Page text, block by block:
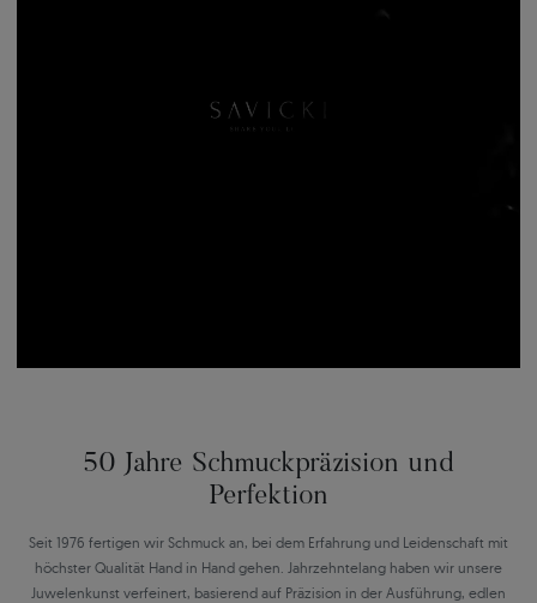
50 Jahre Schmuckpräzision und
Perfektion
Seit 1976 fertigen wir Schmuck an, bei dem Erfahrung und Leidenschaft mit
höchster Qualität Hand in Hand gehen. Jahrzehntelang haben wir unsere
Juwelenkunst verfeinert, basierend auf Präzision in der Ausführung, edlen